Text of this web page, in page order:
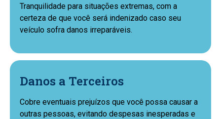
Tranquilidade para situações extremas, com a
certeza de que você será indenizado caso seu
veículo sofra danos irreparáveis.
Danos a Terceiros
Cobre eventuais prejuízos que você possa causar a
outras pessoas, evitando despesas inesperadas e